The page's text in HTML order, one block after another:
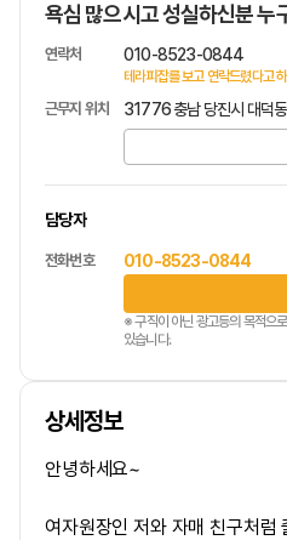
욕심 많으시고 성실하신분 누
연락처 010-8523-0844
테라피잡를 보고 연락드렸다고
근무지 위치 31776 충남 당진시 대덕
담당자
전화번호 010-8523-0844
※ 구직이 아닌 광고등의 목적으
있습니다.
상세정보
안녕하세요~
여자원장인 저와 자매 친구처럼